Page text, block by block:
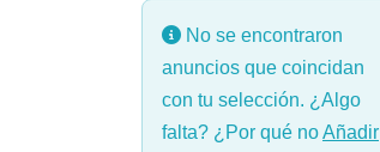
No se encontraron
anuncios que coincidan
con tu selección. ¿Algo
falta? ¿Por qué noAñadir